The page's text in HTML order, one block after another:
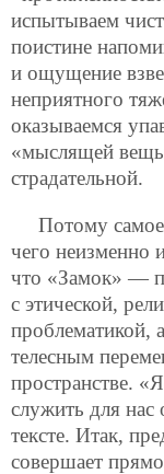
испытываем
поистине
и ощущение
неприятного
оказываемся
«мыслящей
страдательной.
Потому самое
чего неизменно
что «Замок» —
с этической,
проблематикой,
телесным
пространстве.
служить для
тексте. Итак,
совершает